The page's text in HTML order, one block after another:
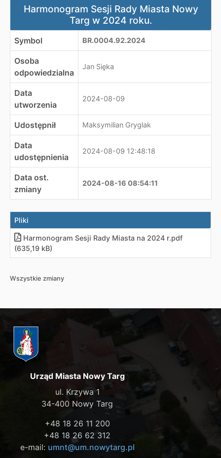
Harmonogram Sesji Rady Miasta Nowy Targ w 2024
Harmonogram Sesji Rady Miasta Nowy
Targ w 2024 roku.
Symbol BR.0004.92.2024
Osoba
odpowiedzialna
Jan Sięka
Data
utworzenia
2024-08-09
Udostępnił Maksymilian Gryglak
Data
udostępnienia
2024-08-09 12:48:18
Data ost.
zmiany
2024-08-16 08:54:11
Pliki
Harmonogram Sesji Rady Miasta na 2024 r.pdf
(635,19 kB)
Wszystkie zmiany
Urząd Miasta Nowy Targ
ul. Krzywa 1
34-400 Nowy Targ
+48 18 26 11 200
+48 18 26 62 312
e-mail: umnt@um.nowytarg.pl